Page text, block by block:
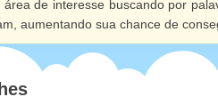
de interesse buscando por
aumentando sua chance de